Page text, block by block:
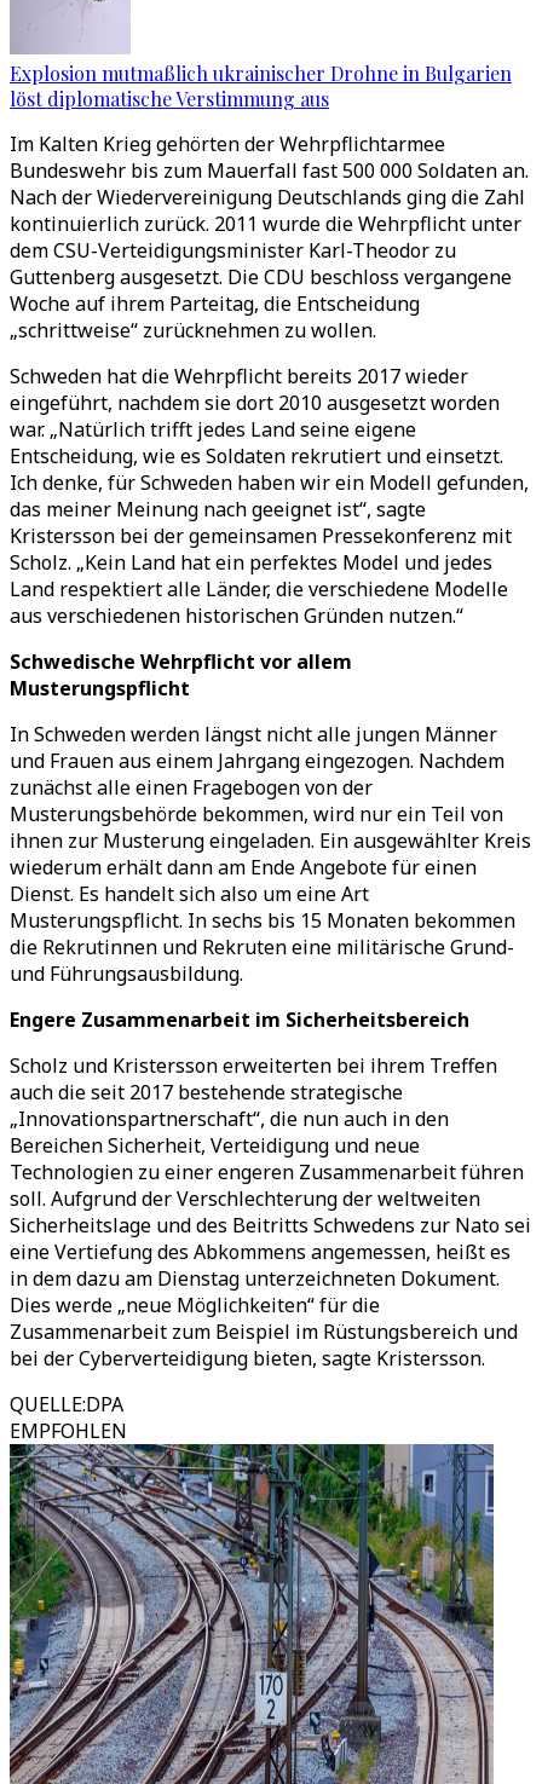
Explosion mutmaßlich ukrainischer Drohne in Bulgarien
löst diplomatische Verstimmung aus
Im Kalten Krieg gehörten der Wehrpflichtarmee
Bundeswehr bis zum Mauerfall fast 500 000 Soldaten an.
Nach der Wiedervereinigung Deutschlands ging die Zahl
kontinuierlich zurück. 2011 wurde die Wehrpflicht unter
dem CSU-Verteidigungsminister Karl-Theodor zu
Guttenberg ausgesetzt. Die CDU beschloss vergangene
Woche auf ihrem Parteitag, die Entscheidung
„schrittweise“ zurücknehmen zu wollen.
Schweden hat die Wehrpflicht bereits 2017 wieder
eingeführt, nachdem sie dort 2010 ausgesetzt worden
war. „Natürlich trifft jedes Land seine eigene
Entscheidung, wie es Soldaten rekrutiert und einsetzt.
Ich denke, für Schweden haben wir ein Modell gefunden,
das meiner Meinung nach geeignet ist“, sagte
Kristersson bei der gemeinsamen Pressekonferenz mit
Scholz. „Kein Land hat ein perfektes Model und jedes
Land respektiert alle Länder, die verschiedene Modelle
aus verschiedenen historischen Gründen nutzen.“
Schwedische Wehrpflicht vor allem
Musterungspflicht
In Schweden werden längst nicht alle jungen Männer
und Frauen aus einem Jahrgang eingezogen. Nachdem
zunächst alle einen Fragebogen von der
Musterungsbehörde bekommen, wird nur ein Teil von
ihnen zur Musterung eingeladen. Ein ausgewählter Kreis
wiederum erhält dann am Ende Angebote für einen
Dienst. Es handelt sich also um eine Art
Musterungspflicht. In sechs bis 15 Monaten bekommen
die Rekrutinnen und Rekruten eine militärische Grund-
und Führungsausbildung.
Engere Zusammenarbeit im Sicherheitsbereich
Scholz und Kristersson erweiterten bei ihrem Treffen
auch die seit 2017 bestehende strategische
„Innovationspartnerschaft“, die nun auch in den
Bereichen Sicherheit, Verteidigung und neue
Technologien zu einer engeren Zusammenarbeit führen
soll. Aufgrund der Verschlechterung der weltweiten
Sicherheitslage und des Beitritts Schwedens zur Nato sei
eine Vertiefung des Abkommens angemessen, heißt es
in dem dazu am Dienstag unterzeichneten Dokument.
Dies werde „neue Möglichkeiten“ für die
Zusammenarbeit zum Beispiel im Rüstungsbereich und
bei der Cyberverteidigung bieten, sagte Kristersson.
QUELLE:DPA
EMPFOHLEN